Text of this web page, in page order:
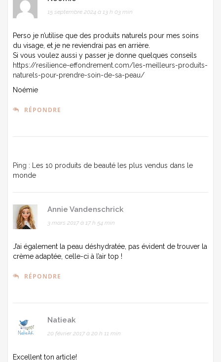
15 septembre 2024 à 13 h 03 min
Perso je n’utilise que des produits naturels pour mes soins
du visage, et je ne reviendrai pas en arrière.
Si vous voulez aussi y passer je donne quelques conseils
https://resilience-effondrement.com/les-meilleurs-produits-
naturels-pour-prendre-soin-de-sa-peau/
Noémie
RÉPONDRE
Ping :
Les 10 produits de beauté les plus vendus dans le
monde
Annie Vandenschrick
3 mars 2017 à 17 h 54 min
J’ai également la peau déshydratée, pas évident de trouver la
crème adaptée, celle-ci à l’air top !
RÉPONDRE
Natieak
20 février 2017 à 20 h 11 min
Excellent ton article!